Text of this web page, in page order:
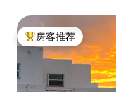
热门「房客推荐」
房客推荐